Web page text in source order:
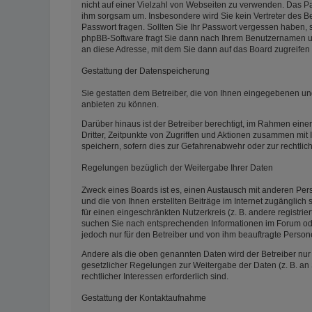
nicht auf einer Vielzahl von Webseiten zu verwenden. Das
ihm sorgsam um. Insbesondere wird Sie kein Vertreter des
Passwort fragen. Sollten Sie Ihr Passwort vergessen haben,
phpBB-Software fragt Sie dann nach Ihrem Benutzernamen
an diese Adresse, mit dem Sie dann auf das Board
Gestattung der Datenspeicherung
Sie gestatten dem Betreiber, die von Ihnen eingegebenen
anbieten zu können.
Darüber hinaus ist der Betreiber berechtigt, im Rahmen
Dritter, Zeitpunkte von Zugriffen und Aktionen zusammen
speichern, sofern dies zur Gefahrenabwehr oder zur
Regelungen bezüglich der Weitergabe Ihrer Daten
Zweck eines Boards ist es, einen Austausch mit anderen
und die von Ihnen erstellten Beiträge im Internet
für einen eingeschränkten Nutzerkreis (z. B. andere
suchen Sie nach entsprechenden Informationen im Forum
jedoch nur für den Betreiber und von ihm beauftragte
Andere als die oben genannten Daten wird der Betreiber
gesetzlicher Regelungen zur Weitergabe der Daten (z. B.
rechtlicher Interessen erforderlich sind.
Gestattung der Kontaktaufnahme